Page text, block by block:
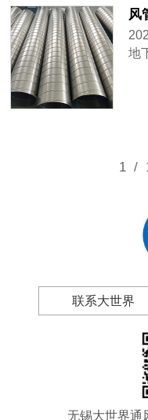
护
配
流
节
系
风
别
地
1/
联系大世界
无锡大世界通